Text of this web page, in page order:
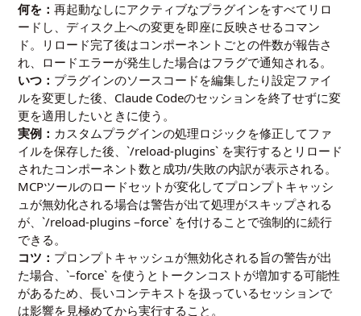
何を：再起動なしにアクティブなプラグインをすべてリロ
ードし、ディスク上への変更を即座に反映させるコマン
ド。リロード完了後はコンポーネントごとの件数が報告さ
れ、ロードエラーが発生した場合はフラグで通知される。
いつ： プラグインのソースコードを編集したり設定ファイ
ルを変更した後、Claude Codeのセッションを終了せずに変
更を適用したいときに使う。
実例： カスタムプラグインの処理ロジックを修正してファ
イルを保存した後、`/reload-plugins` を実行するとリロード
されたコンポーネント数と成功/失敗の内訳が表示される。
MCPツールのロードセットが変化してプロンプトキャッシ
ュが無効化される場合は警告が出て処理がスキップされる
が、`/reload-plugins –force` を付けることで強制的に続行
できる。
コツ： プロンプトキャッシュが無効化される旨の警告が出
た場合、`–force` を使うとトークンコストが増加する可能性
があるため、長いコンテキストを扱っているセッションで
は影響を見極めてから実行すること。